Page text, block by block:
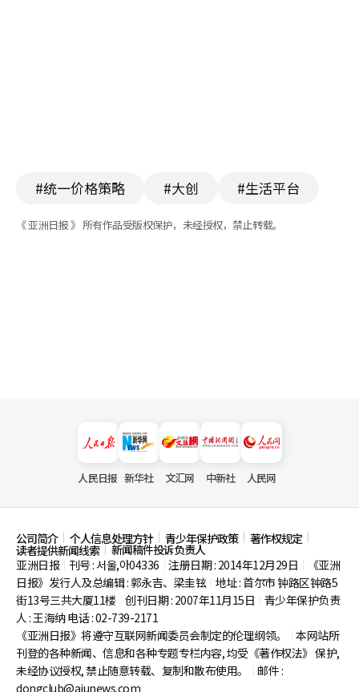
#统一价格策略 #大创 #生活平台
《 亚洲日报 》 所有作品受版权保护，未经授权，禁止转载。
人民日报 新华社 文汇网 中新社 人民网
公司简介 个人信息处理方针 青少年保护政策 著作权规定
读者提供新闻线索
新闻稿件投诉负责人
亚洲日报
刊号 : 서울,아04336 注册日期 : 2014年12月29日
《亚洲
日报》发行人及总编辑 : 郭永吉、梁圭铉 地址 : 首尔市钟路区钟路5
街13号三共大厦11楼 创刊日期 : 2007年11月15日
青少年保护负责
人 : 王海纳 电话 : 02-739-2171
《亚洲日报》将遵守互联网新闻委员会制定的伦理纲领。
本网站所
刊登的各种新闻、信息和各种专题专栏内容, 均受《著作权法》 保护,
未经协议授权, 禁止随意转载、复制和散布使用。
邮件 :
dongclub@ajunews.com